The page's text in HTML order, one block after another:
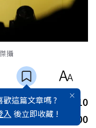
攝
歡這篇文章嗎 ?
入 後立即收藏 !
支付」，上線10
第四季可達陣200